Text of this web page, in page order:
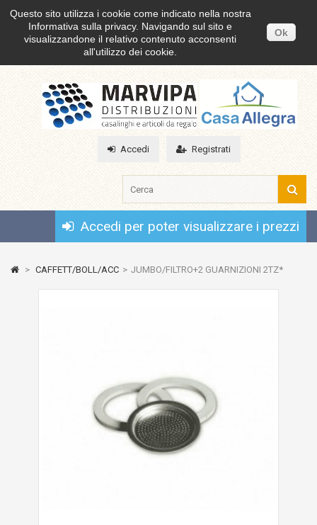
Questo sito utilizza i cookie come indicato nella nostra
Informativa sulla privacy. Navigando sul sito e
visualizzandone il relativo contenuto acconsenti
all'utilizzo dei cookie.
Ok
Accedi Registrati
Accedi per poter visualizzare i prezzi
> CAFFETT/BOLL/ACC > JUMBO/FILTRO+2 GUARNIZIONI 2TZ*